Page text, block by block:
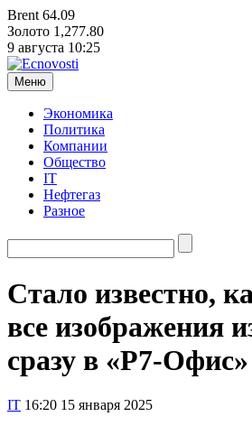
Brent 64.09
Золото 1,277.80
9 августа 10:25
Меню
Экономика
Политика
Компании
Общество
IT
Нефтегаз
Разное
Стало известно,
все изображения
сразу в «Р7-Офис»
IT 16:20 15 января 2025